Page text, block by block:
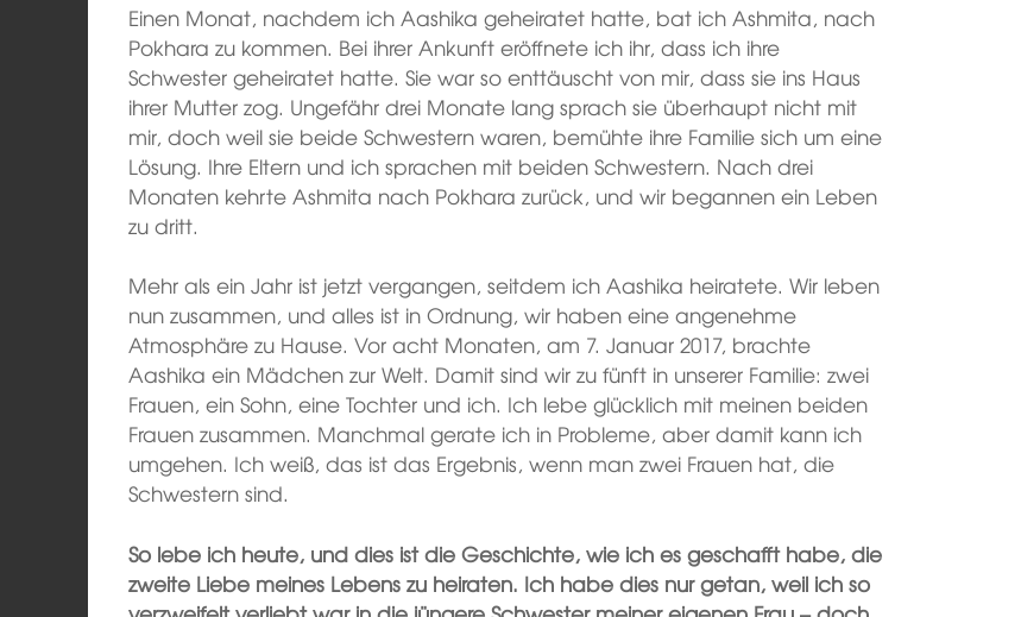
Einen Monat, nachdem ich Aashika geheiratet hatte, bat ich Ashmita, nach
Pokhara zu kommen. Bei ihrer Ankunft eröffnete ich ihr, dass ich ihre
Schwester geheiratet hatte. Sie war so enttäuscht von mir, dass sie ins Haus
ihrer Mutter zog. Ungefähr drei Monate lang sprach sie überhaupt nicht mit
mir, doch weil sie beide Schwestern waren, bemühte ihre Familie sich um eine
Lösung. Ihre Eltern und ich sprachen mit beiden Schwestern. Nach drei
Monaten kehrte Ashmita nach Pokhara zurück, und wir begannen ein Leben
zu dritt.
Mehr als ein Jahr ist jetzt vergangen, seitdem ich Aashika heiratete. Wir leben
nun zusammen, und alles ist in Ordnung, wir haben eine angenehme
Atmosphäre zu Hause. Vor acht Monaten, am 7. Januar 2017, brachte
Aashika ein Mädchen zur Welt. Damit sind wir zu fünft in unserer Familie: zwei
Frauen, ein Sohn, eine Tochter und ich. Ich lebe glücklich mit meinen beiden
Frauen zusammen. Manchmal gerate ich in Probleme, aber damit kann ich
umgehen. Ich weiß, das ist das Ergebnis, wenn man zwei Frauen hat, die
Schwestern sind.
So lebe ich heute, und dies ist die Geschichte, wie ich es geschafft habe, die
zweite Liebe meines Lebens zu heiraten. Ich habe dies nur getan, weil ich so